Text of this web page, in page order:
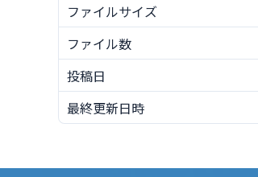
ファイルサイズ
ファイル数
投稿日
最終更新日時